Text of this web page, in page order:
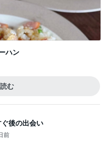
ハン
む
後の出会い
前